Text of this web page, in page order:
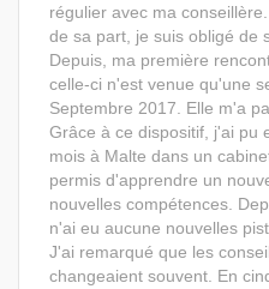
régulier avec ma
de sa part, je suis obligé de
Depuis, ma première
celle-ci n'est venue qu'une
Septembre 2017. Elle m'a
Grâce à ce dispositif, j'ai pu
mois à Malte dans un
permis d'apprendre un
nouvelles compétences.
n'ai eu aucune nouvelles
J'ai remarqué que les
changeaient souvent. En